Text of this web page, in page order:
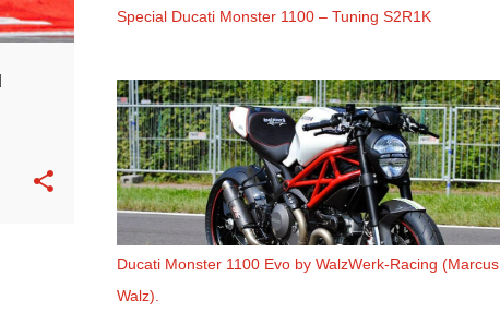
Special Ducati Monster 1100 – Tuning S2R1K
Ducati Monster 1100 Evo by WalzWerk-Racing (Marcus
Walz).